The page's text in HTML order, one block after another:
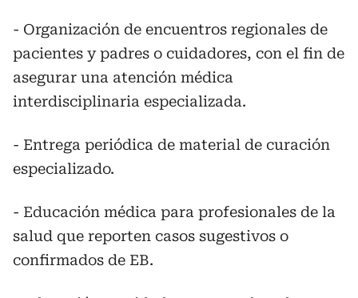
- Organización de encuentros regionales de
pacientes y padres o cuidadores, con el fin de
asegurar una atención médica
interdisciplinaria especializada.
- Entrega periódica de material de curación
especializado.
- Educación médica para profesionales de la
salud que reporten casos sugestivos o
confirmados de EB.